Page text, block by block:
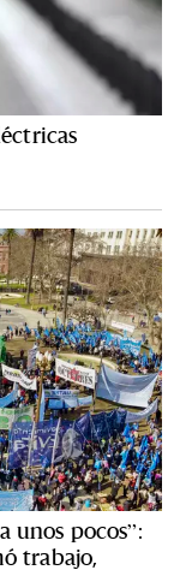
unos pocos”:
trabajo,